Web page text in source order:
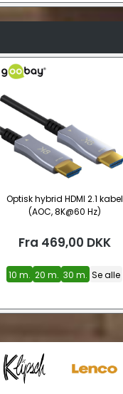
Optisk hybrid HDMI 2.1 kabel
(AOC, 8K@60 Hz)
Fra 469,00 DKK
10 m. 20 m. 30 m. Se alle